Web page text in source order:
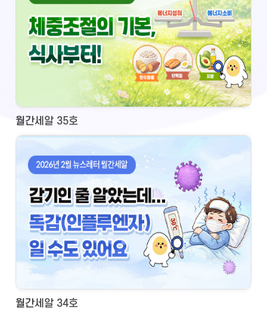
월간세알 35호
월간세알 34호